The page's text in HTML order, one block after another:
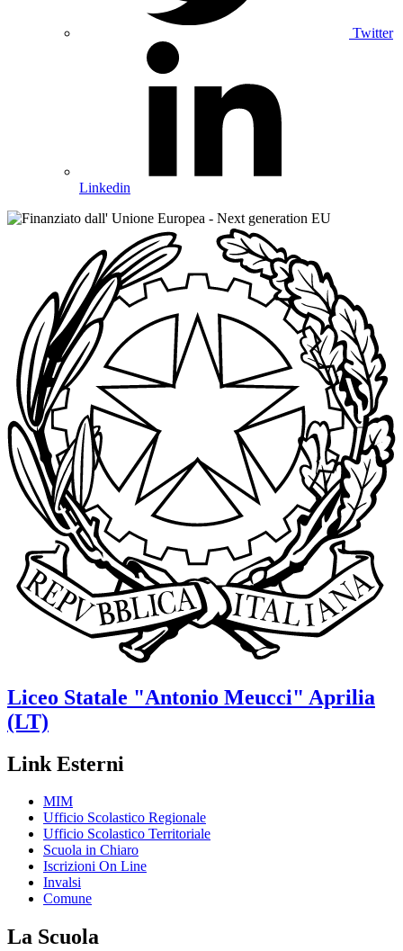
Twitter
Linkedin
Liceo Statale "Antonio Meucci" Aprilia
(LT)
Link Esterni
MIM
Ufficio Scolastico Regionale
Ufficio Scolastico Territoriale
Scuola in Chiaro
Iscrizioni On Line
Invalsi
Comune
La Scuola